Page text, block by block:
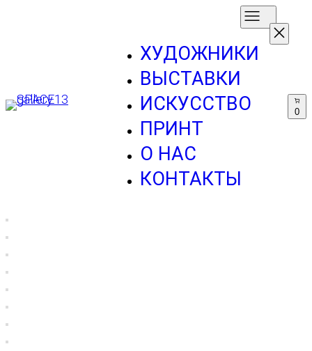
ХУДОЖНИКИ
ВЫСТАВКИ
ИСКУССТВО
ПРИНТ
О НАС
КОНТАКТЫ
0